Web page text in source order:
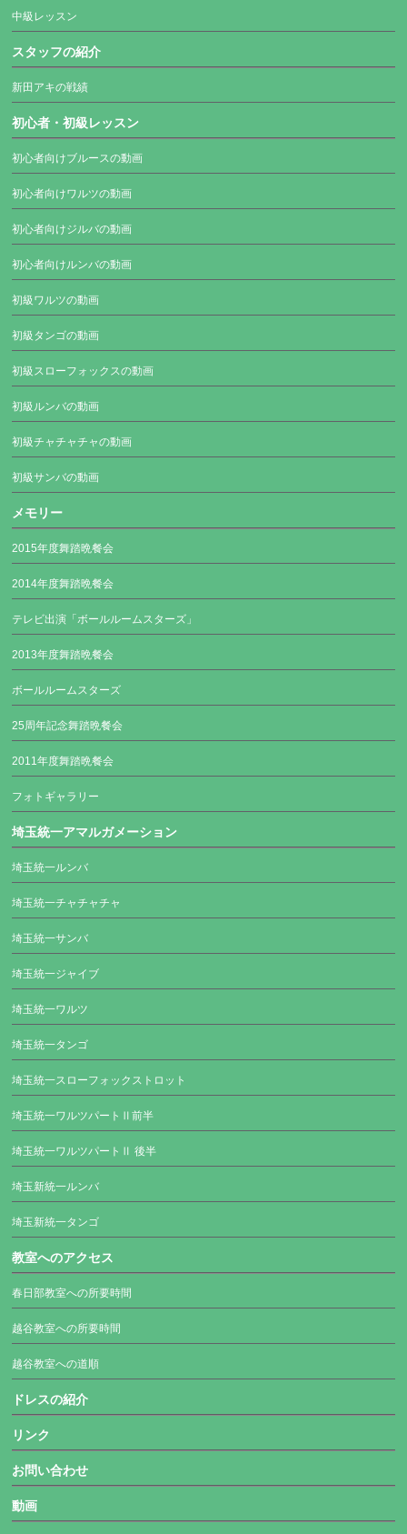
中級レッスン
スタッフの紹介
新田アキの戦績
初心者・初級レッスン
初心者向けブルースの動画
初心者向けワルツの動画
初心者向けジルバの動画
初心者向けルンバの動画
初級ワルツの動画
初級タンゴの動画
初級スローフォックスの動画
初級ルンバの動画
初級チャチャチャの動画
初級サンバの動画
メモリー
2015年度舞踏晩餐会
2014年度舞踏晩餐会
テレビ出演「ボールルームスターズ」
2013年度舞踏晩餐会
ボールルームスターズ
25周年記念舞踏晩餐会
2011年度舞踏晩餐会
フォトギャラリー
埼玉統一アマルガメーション
埼玉統一ルンバ
埼玉統一チャチャチャ
埼玉統一サンバ
埼玉統一ジャイブ
埼玉統一ワルツ
埼玉統一タンゴ
埼玉統一スローフォックストロット
埼玉統一ワルツパートⅡ前半
埼玉統一ワルツパートⅡ 後半
埼玉新統一ルンバ
埼玉新統一タンゴ
教室へのアクセス
春日部教室への所要時間
越谷教室への所要時間
越谷教室への道順
ドレスの紹介
リンク
お問い合わせ
動画